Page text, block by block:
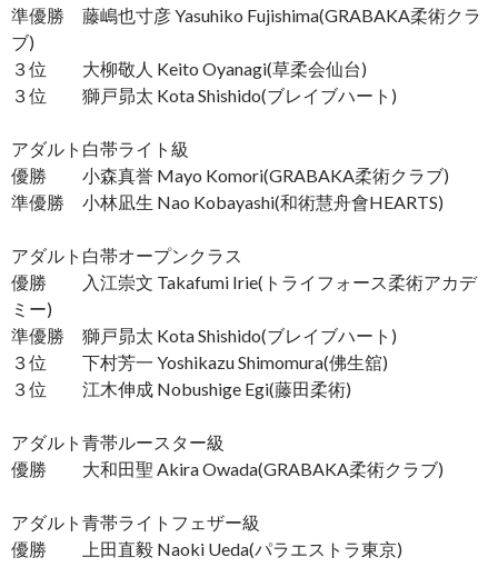
準優勝 藤嶋也寸彦 Yasuhiko Fujishima(GRABAKA柔術クラ
ブ)
３位 大柳敬人 Keito Oyanagi(草柔会仙台)
３位 獅戸昴太 Kota Shishido(ブレイブハート)
アダルト白帯ライト級
優勝 小森真誉 Mayo Komori(GRABAKA柔術クラブ)
準優勝 小林凪生 Nao Kobayashi(和術慧舟會HEARTS)
アダルト白帯オープンクラス
優勝 入江崇文 Takafumi Irie(トライフォース柔術アカデ
ミー)
準優勝 獅戸昴太 Kota Shishido(ブレイブハート)
３位 下村芳一 Yoshikazu Shimomura(佛生舘)
３位 江木伸成 Nobushige Egi(藤田柔術)
アダルト青帯ルースター級
優勝 大和田聖 Akira Owada(GRABAKA柔術クラブ)
アダルト青帯ライトフェザー級
優勝 上田直毅 Naoki Ueda(パラエストラ東京)